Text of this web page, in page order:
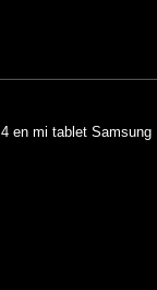
en mi tablet Samsung